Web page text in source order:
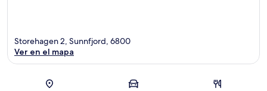
Sección del mapa
Storehagen 2, Sunnfjord, 6800
Ver en el mapa